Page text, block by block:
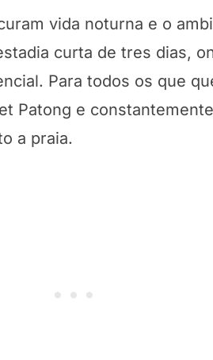
vida noturna e o
curta de tres dias,
Para todos os que
Patong e
a praia.